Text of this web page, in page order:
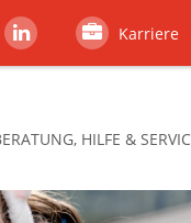
Karriere
HILFE &